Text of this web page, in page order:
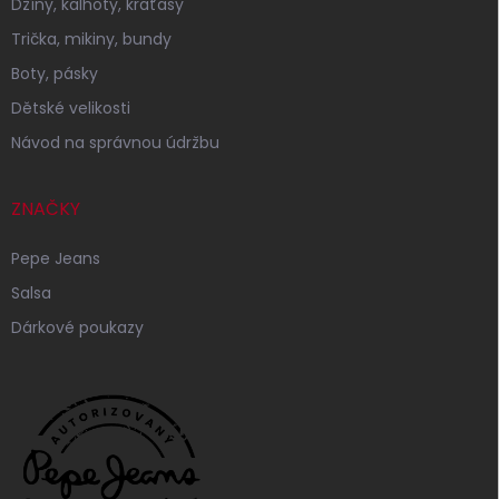
Trička, mikiny, bundy
Boty, pásky
Dětské velikosti
Návod na správnou údržbu
ZNAČKY
Pepe Jeans
Salsa
Dárkové poukazy